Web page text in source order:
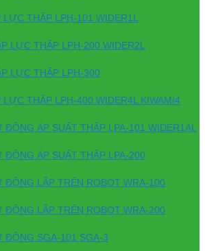
LỰC THẤP LPH-101 WIDER1L
LỰC THẤP LPH-200 WIDER2L
LỰC THẤP LPH-300
LỰC THẤP LPH-400 WIDER4L KIWAMI4
ĐỘNG ÁP SUẤT THẤP LPA-101 WIDER1AL
ĐỘNG ÁP SUẤT THẤP LPA-200
ĐỘNG LẮP TRÊN ROBOT WRA-100
ĐỘNG LẮP TRÊN ROBOT WRA-200
ĐỘNG SGA-101 SGA-3